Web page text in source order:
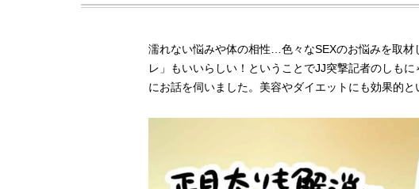
濡れない悩みや体の相性…色々なSEXのお悩みを取材
レ」もいいらしい！ということでJJ突撃記者のしも
にお話を伺いました。美容やダイエットにも効果的と